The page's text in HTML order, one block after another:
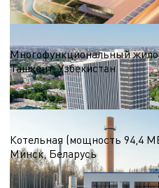
Многофункциональный
Ташкент, Узбекистан
S = 55 100 м.кв
Котельная (мощность 94,4
Минск, Беларусь
94,4 МВт
Qтеп.